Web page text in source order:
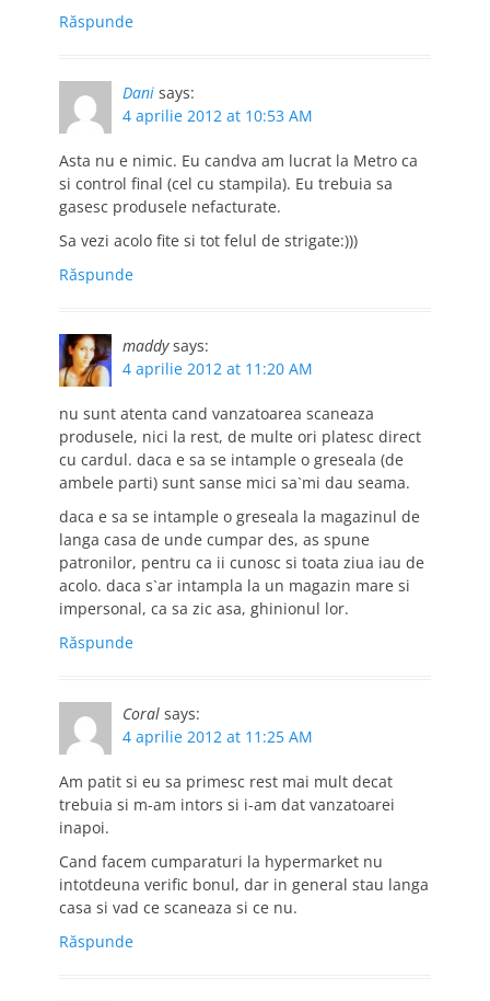
Răspunde
Dani says:
4 aprilie 2012 at 10:53 AM
Asta nu e nimic. Eu candva am lucrat la Metro ca
si control final (cel cu stampila). Eu trebuia sa
gasesc produsele nefacturate.
Sa vezi acolo fite si tot felul de strigate:)))
Răspunde
maddy says:
4 aprilie 2012 at 11:20 AM
nu sunt atenta cand vanzatoarea scaneaza
produsele, nici la rest, de multe ori platesc direct
cu cardul. daca e sa se intample o greseala (de
ambele parti) sunt sanse mici sa`mi dau seama.
daca e sa se intample o greseala la magazinul de
langa casa de unde cumpar des, as spune
patronilor, pentru ca ii cunosc si toata ziua iau de
acolo. daca s`ar intampla la un magazin mare si
impersonal, ca sa zic asa, ghinionul lor.
Răspunde
Coral says:
4 aprilie 2012 at 11:25 AM
Am patit si eu sa primesc rest mai mult decat
trebuia si m-am intors si i-am dat vanzatoarei
inapoi.
Cand facem cumparaturi la hypermarket nu
intotdeuna verific bonul, dar in general stau langa
casa si vad ce scaneaza si ce nu.
Răspunde